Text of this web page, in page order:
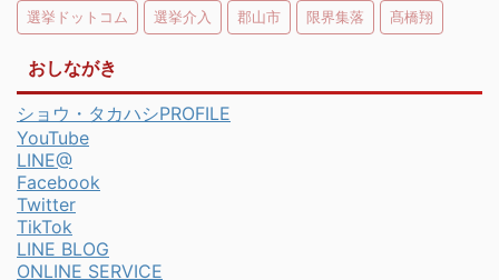
選挙ドットコム 選挙介入 郡山市 限界集落 髙橋翔
おしながき
ショウ・タカハシPROFILE
YouTube
LINE@
Facebook
Twitter
TikTok
LINE BLOG
ONLINE SERVICE